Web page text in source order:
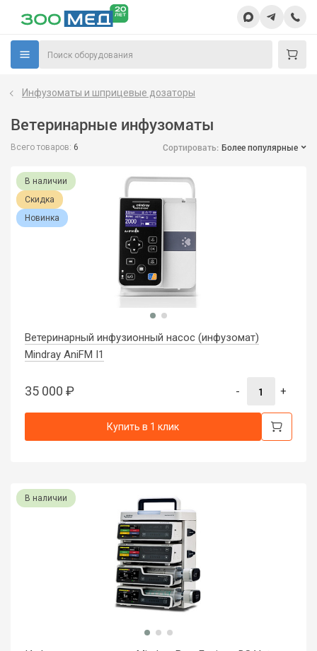
Инфузоматы и шприцевые дозаторы
Ветеринарные инфузоматы
Сортировать: Более популярные
Всего товаров: 6
В наличии
Скидка
Новинка
Ветеринарный инфузионный насос (инфузомат)
Mindray AniFM I1
35 000 ₽ - +
Купить в 1 клик
В наличии